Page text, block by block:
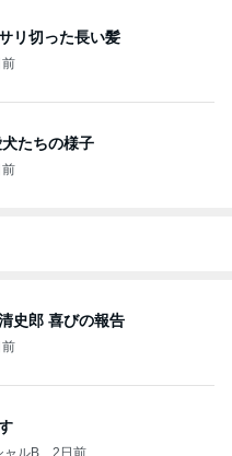
リ切った長い髪
前
たちの様子
前
史郎 喜びの報告
前
ャルB 2日前